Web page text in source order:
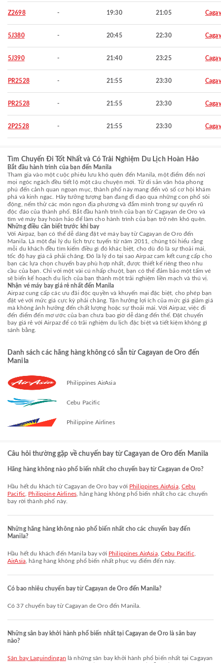
Z2698 - 19:30 21:05
5J380 - 20:45 22:30
5J390 - 21:40 23:25
PR2528 - 21:55 23:30
PR2528 - 21:55 23:30
2P2528 - 21:55 23:30
Tìm Chuyến Đi Tốt Nhất và Có Trải Nghiệm Du Lịch Hoàn Hảo
Bắt đầu hành trình của bạn đến Manila
Tham gia vào một cuộc phiêu lưu khó quên đến Manila, một điểm đến nơi
mọi ngóc ngách đều tiết lộ một câu chuyện mới. Từ di sản văn hóa phong
phú đến cảnh quan ngoạn mục, thành phố này mang đến vô số cơ hội khám
phá và kinh ngạc. Hãy tưởng tượng bạn đang đi dạo qua những con phố sôi
động, nếm thử các món ngon địa phương và đắm mình trong sự quyến rũ
độc đáo của thành phố. Bắt đầu hành trình của bạn từ Cagayan de Oro và
tìm vé máy bay hoàn hảo để làm cho hành trình của bạn trở nên khó quên.
Những điều cần biết trước khi bay
Với Airpaz, bạn có thể dễ dàng đặt vé máy bay từ Cagayan de Oro đến
Manila. Là một đại lý du lịch trực tuyến từ năm 2011, chúng tôi hiểu rằng
mỗi du khách đều tìm kiếm điều gì đó khác biệt, cho dù đó là sự thoải mái,
tốc độ hay giá cả phải chăng. Đó là lý do tại sao Airpaz cam kết cung cấp cho
bạn các lựa chọn chuyến bay phù hợp nhất, được thiết kế riêng theo nhu
cầu của bạn. Chỉ với một vài cú nhấp chuột, bạn có thể đảm bảo một tấm vé
sẽ biến kế hoạch du lịch của bạn thành một trải nghiệm liền mạch và thú vị.
Nhận vé máy bay giá rẻ nhất đến Manila
Airpaz cung cấp các ưu đãi độc quyền và khuyến mại đặc biệt, cho phép bạn
đặt vé với mức giá cực kỳ phải chăng. Tận hưởng lợi ích của mức giá giảm giá
mà không ảnh hưởng đến chất lượng hoặc sự thoải mái. Với Airpaz, việc đi
đến điểm đến mơ ước của bạn chưa bao giờ dễ dàng đến thế. Đặt chuyến
bay giá rẻ với Airpaz để có trải nghiệm du lịch đặc biệt và tiết kiệm không gì
sánh bằng.
Danh sách các hãng hàng không có sẵn từ Cagayan de Oro đến
Manila
Philippines AirAsia
Cebu Pacific
Philippine Airlines
Câu hỏi thường gặp về chuyến bay từ Cagayan de Oro đến Manila
Hãng hàng không nào phổ biến nhất cho chuyến bay từ Cagayan de Oro?
Hầu hết du khách từ Cagayan de Oro bay với Philippines AirAsia, Cebu
Pacific
Philippine Airlines, hãng hàng không phổ biến nhất cho các chuyến
bay rời thành phố này.
Những hãng hàng không nào phổ biến nhất cho các chuyến bay đến
Manila?
Hầu hết du khách đến Manila bay với Philippines AirAsia, Cebu Pacific
AirAsia, hãng hàng không phổ biến nhất phục vụ điểm đến này.
Có bao nhiêu chuyến bay từ Cagayan de Oro đến Manila?
Có 37 chuyến bay từ Cagayan de Oro đến Manila.
Những sân bay khởi hành phổ biến nhất tại Cagayan de Oro là sân bay
nào?
Sân bay Laguindingan là những sân bay khởi hành phổ biến nhất tại Cagayan